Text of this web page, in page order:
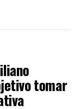
tomar